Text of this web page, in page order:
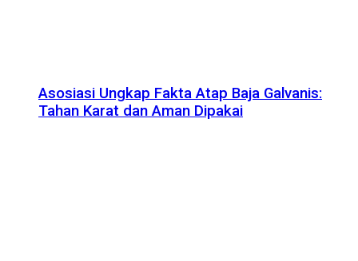
Asosiasi Ungkap Fakta Atap Baja Galvanis:
Tahan Karat dan Aman Dipakai